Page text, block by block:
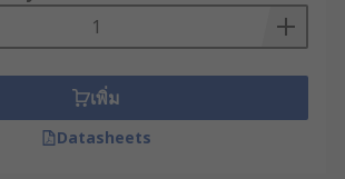
เพิ่ม
Datasheets